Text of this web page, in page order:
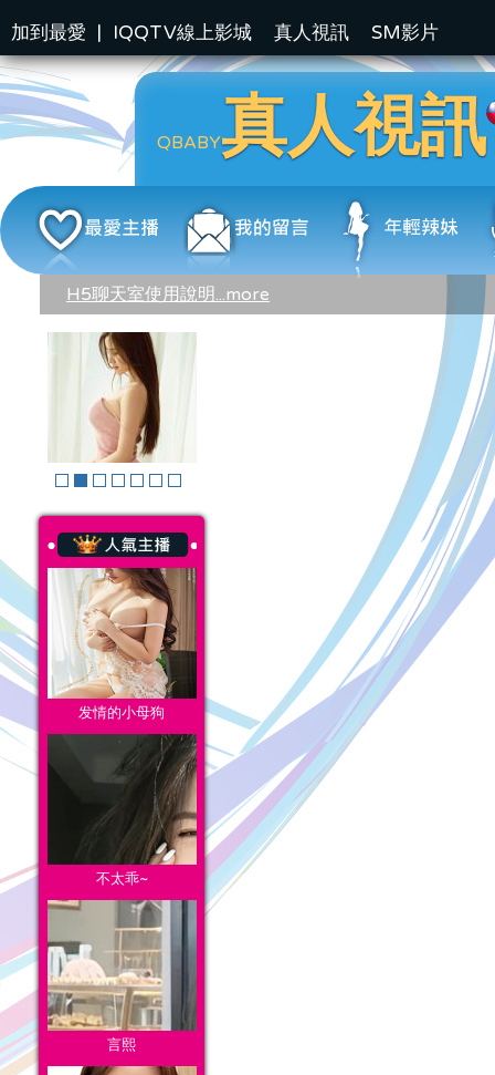
加到最愛 | IQQTV線上影城 真人視訊 SM影片
QBABY真人視訊
H5聊天室使用說明...more
发情的小母狗
不太乖~
言熙